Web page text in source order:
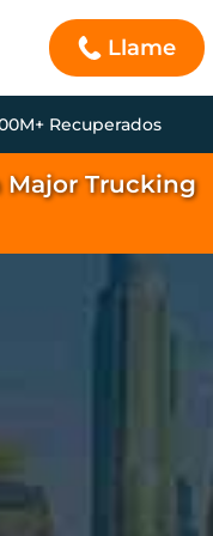
Llame
Recuperados
Major Trucking